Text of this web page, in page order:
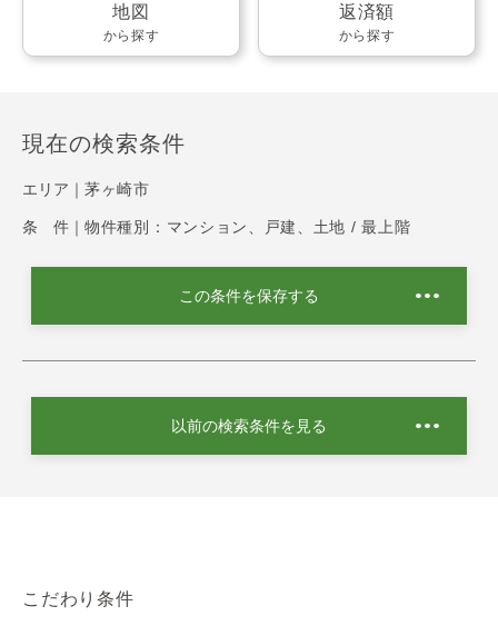
地図
から探す
返済額
から探す
現在の検索条件
エリア｜ 茅ヶ崎市
条 件｜ 物件種別：マンション、戸建、土地 / 最上階
この条件を保存する
以前の検索条件を見る
こだわり条件